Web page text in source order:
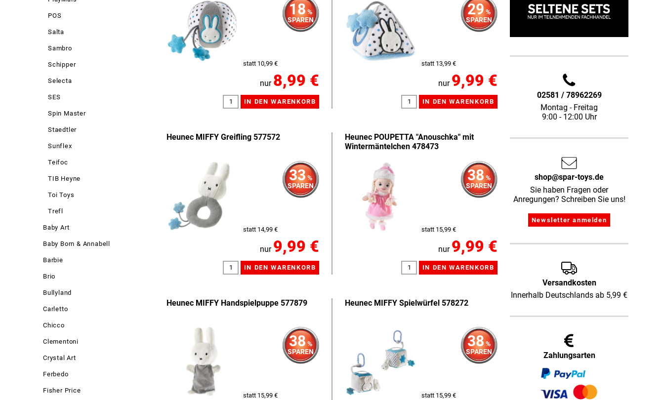
POS
Salta
Sambro
Schipper
Selecta
SES
Spin Master
Staedtler
Sunflex
Teifoc
TIB Heyne
Toi Toys
Trefl
Baby Art
Baby Born & Annabell
Barbie
Brio
Bullyland
Carletto
Chicco
Clementoni
Crystal Art
Ferbedo
Fisher Price
18 %
SPAREN
statt 10,99 €
nur 8,99 €
29 %
SPAREN
statt 13,99 €
nur 9,99 €
Heunec MIFFY Greifling 577572
33 %
SPAREN
statt 14,99 €
nur 9,99 €
Heunec POUPETTA "Anouschka" mit
Wintermäntelchen 478473
38 %
SPAREN
statt 15,99 €
nur 9,99 €
Heunec MIFFY Handspielpuppe 577879
38 %
SPAREN
statt 15,99 €
Heunec MIFFY Spielwürfel 578272
38 %
SPAREN
statt 15,99 €
02581 / 78962269
Montag - Freitag
9:00 - 12:00 Uhr
shop@spar-toys.de
Sie haben Fragen oder
Anregungen? Schreiben Sie uns!
Versandkosten
Innerhalb Deutschlands ab 5,99 €
Zahlungsarten